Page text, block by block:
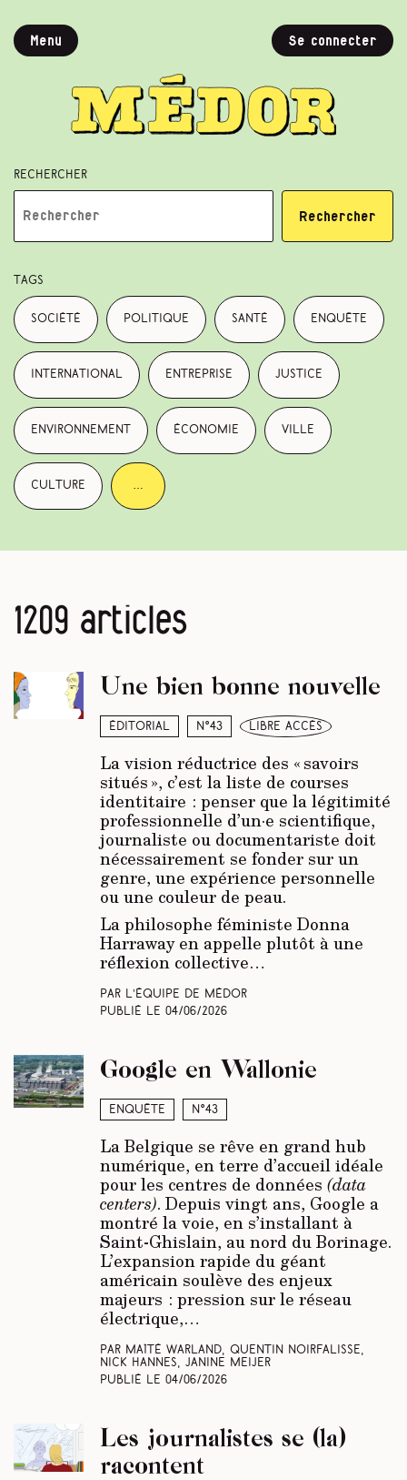
Menu Se connecter
Rechercher
Rechercher
Tags
société politique santé enquête
international entreprise justice
environnement économie ville
culture
1209 articles
Éditorial N°43 libre accès
Une bien bonne nouvelle
La vision réductrice des « savoirs
situés », c’est la liste de courses
identitaire : penser que la légitimité
professionnelle d’un·e scientifique,
journaliste ou documentariste doit
nécessairement se fonder sur un
genre, une expérience personnelle
ou une couleur de peau.
La philosophe féministe Donna
Harraway en appelle plutôt à une
réflexion collective…
Par L’équipe de Médor
Publié le 04/06/2026
Enquête N°43
Google en Wallonie
La Belgique se rêve en grand hub
numérique, en terre d’accueil idéale
pour les centres de données (data
centers). Depuis vingt ans, Google a
montré la voie, en s’installant à
Saint-Ghislain, au nord du Borinage.
L’expansion rapide du géant
américain soulève des enjeux
majeurs : pression sur le réseau
électrique,…
Par Maïté Warland, Quentin Noirfalisse,
Nick Hannes, Janine Meijer
Publié le 04/06/2026
Les journalistes se (la)
racontent